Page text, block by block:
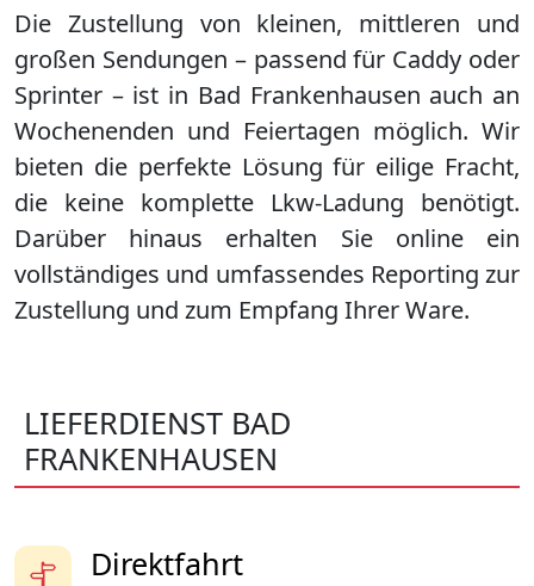
Die Zustellung von kleinen, mittleren und
großen Sendungen – passend für Caddy oder
Sprinter – ist in Bad Frankenhausen auch an
Wochenenden und Feiertagen möglich. Wir
bieten die perfekte Lösung für eilige Fracht,
die keine komplette Lkw-Ladung benötigt.
Darüber hinaus erhalten Sie online ein
vollständiges und umfassendes Reporting zur
Zustellung und zum Empfang Ihrer Ware.
LIEFERDIENST BAD
FRANKENHAUSEN
Direktfahrt